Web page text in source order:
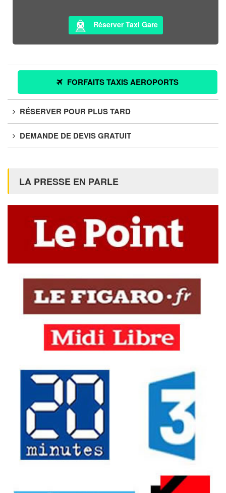
Réserver Taxi Gare
FORFAITS TAXIS AEROPORTS
RÉSERVER POUR PLUS TARD
DEMANDE DE DEVIS GRATUIT
LA PRESSE EN PARLE